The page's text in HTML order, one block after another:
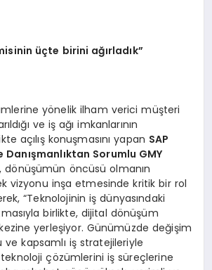
üçte birini ağırladık”
yönelik ilham verici müşteri
ve iş ağı imkanlarının
açılış konuşmasını yapan SAP
Danışmanlıktan Sorumlu GMY
, dönüşümün öncüsü olmanın
vizyonu inşa etmesinde kritik bir rol
“Teknolojinin iş dünyasındaki
birlikte, dijital dönüşüm
yerleşiyor. Günümüzde değişim
kapsamlı iş stratejileriyle
çözümlerini iş süreçlerine